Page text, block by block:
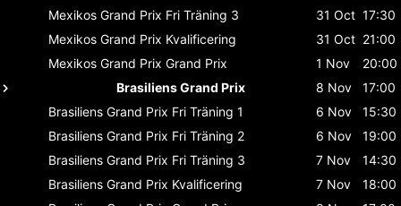
Mexikos Grand Prix Fri Träning 3 31 Oct 17:30
Mexikos Grand Prix Kvalificering 31 Oct 21:00
Mexikos Grand Prix Grand Prix 1 Nov
20:00
Brasiliens Grand Prix
8 Nov
17:00
Brasiliens Grand Prix Fri Träning 1 6 Nov
15:30
Brasiliens Grand Prix Fri Träning 2 6 Nov
19:00
Brasiliens Grand Prix Fri Träning 3 7 Nov
14:30
Brasiliens Grand Prix Kvalificering 7 Nov
18:00